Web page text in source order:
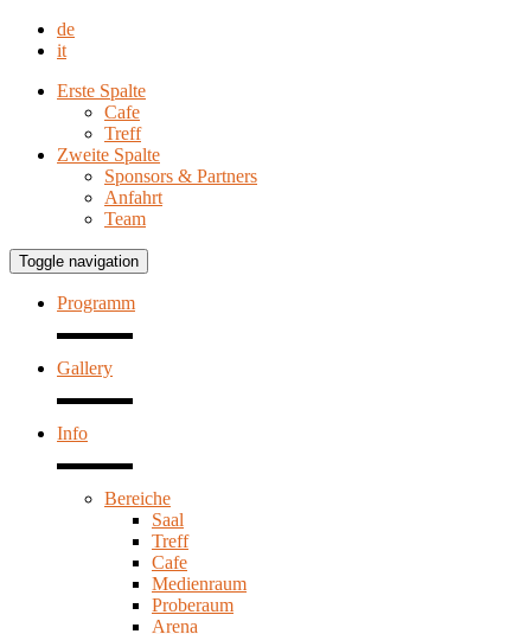
de
it
Erste Spalte
Cafe
Treff
Zweite Spalte
Sponsors & Partners
Anfahrt
Team
Toggle navigation
Programm
Gallery
Info
Bereiche
Saal
Treff
Cafe
Medienraum
Proberaum
Arena